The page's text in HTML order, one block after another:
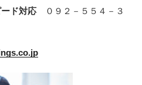
ード対応
０９２－５５４－３